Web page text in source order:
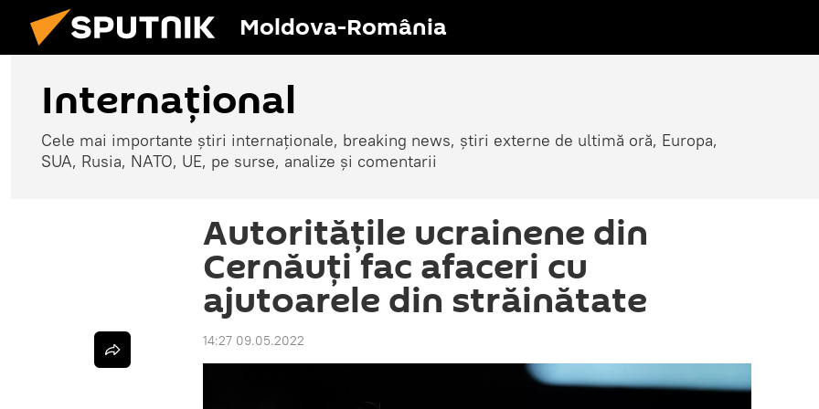
Moldova-România
Internaţional
Cele mai importante știri internaționale, breaking news, știri externe de ultimă oră, Europa,
SUA, Rusia, NATO, UE, pe surse, analize și comentarii
​Autoritățile ucrainene din
Cernăuți fac afaceri cu
ajutoarele din străinătate
14:27 09.05.2022